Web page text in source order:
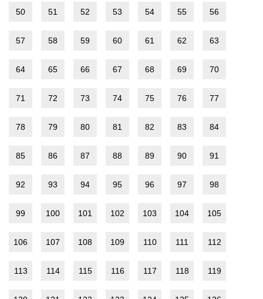
50 51 52 53 54 55 56
57 58 59 60 61 62 63
64 65 66 67 68 69 70
71 72 73 74 75 76 77
78 79 80 81 82 83 84
85 86 87 88 89 90 91
92 93 94 95 96 97 98
99 100 101 102 103 104 105
106 107 108 109 110 111 112
113 114 115 116 117 118 119